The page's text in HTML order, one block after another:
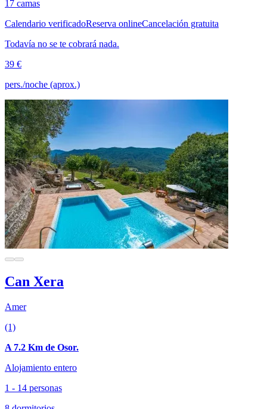
17 camas
Calendario verificadoReserva onlineCancelación gratuita
Todavía no se te cobrará nada.
39 €
pers./noche (aprox.)
Can Xera
Amer
(1)
A 7.2 Km de Osor.
Alojamiento entero
1 - 14 personas